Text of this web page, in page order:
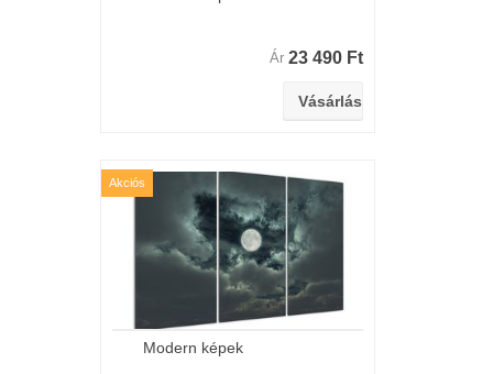
Ár 23 490 Ft
Modern képek
Akciós